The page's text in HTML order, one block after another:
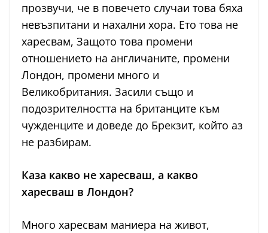
прозвучи, че в повечето случаи това бяха
невъзпитани и нахални хора. Ето това не
харесвам, Защото това промени
отношението на англичаните, промени
Лондон, промени много и
Великобритания. Засили също и
подозрителността на британците към
чужденците и доведе до Брекзит, който аз
не разбирам.
Каза какво не харесваш, а какво
харесваш в Лондон?
Много харесвам маниера на живот,